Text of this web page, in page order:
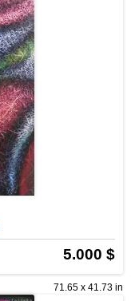
5.000 $
71.65 x 41.73 in